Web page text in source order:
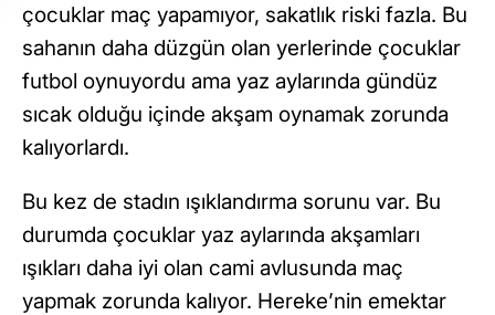
çocuklar maç yapamıyor, sakatlık riski fazla. Bu
sahanın daha düzgün olan yerlerinde çocuklar
futbol oynuyordu ama yaz aylarında gündüz
sıcak olduğu içinde akşam oynamak zorunda
kalıyorlardı.
Bu kez de stadın ışıklandırma sorunu var. Bu
durumda çocuklar yaz aylarında akşamları
ışıkları daha iyi olan cami avlusunda maç
yapmak zorunda kalıyor. Hereke’nin emektar